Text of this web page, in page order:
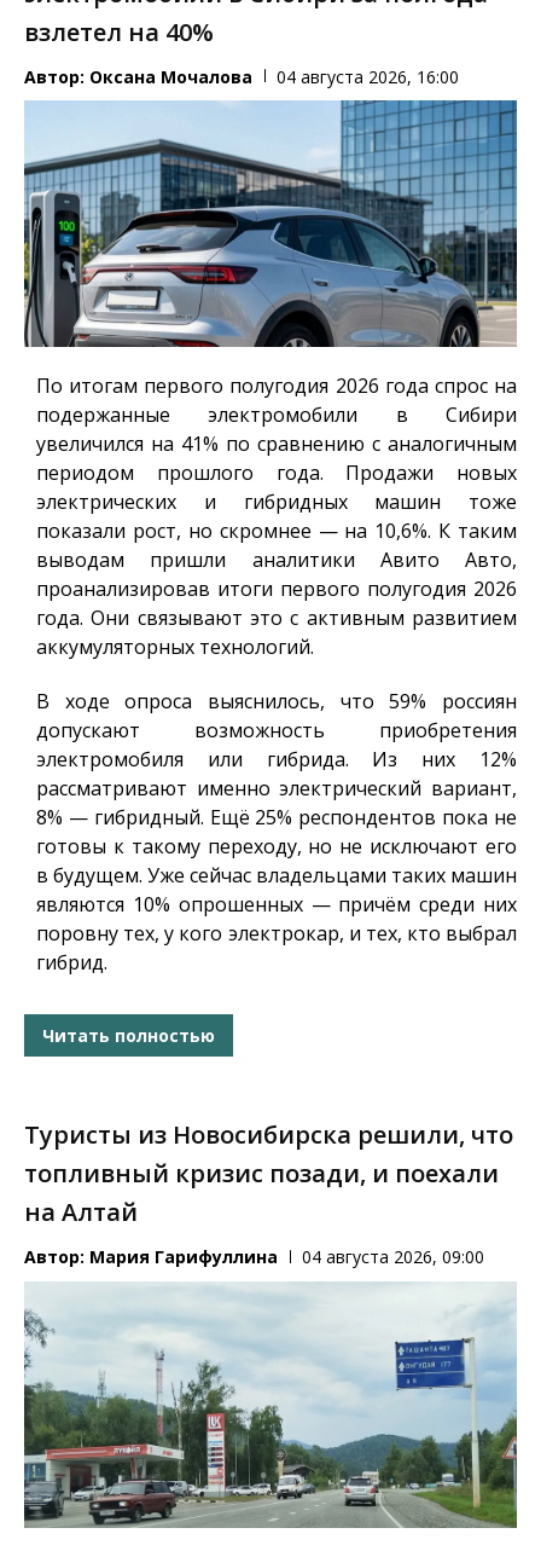
взлетел на 40%
Автор: Оксана Мочалова 04 августа 2026, 16:00
По итогам первого полугодия 2026 года спрос на
подержанные электромобили в Сибири
увеличился на 41% по сравнению с аналогичным
периодом прошлого года. Продажи новых
электрических и гибридных машин тоже
показали рост, но скромнее — на 10,6%. К таким
выводам пришли аналитики Авито Авто,
проанализировав итоги первого полугодия 2026
года. Они связывают это с активным развитием
аккумуляторных технологий.
В ходе опроса выяснилось, что 59% россиян
допускают возможность приобретения
электромобиля или гибрида. Из них 12%
рассматривают именно электрический вариант,
8% — гибридный. Ещё 25% респондентов пока не
готовы к такому переходу, но не исключают его
в будущем. Уже сейчас владельцами таких машин
являются 10% опрошенных — причём среди них
поровну тех, у кого электрокар, и тех, кто выбрал
гибрид.
Читать полностью
Туристы из Новосибирска решили, что
топливный кризис позади, и поехали
на Алтай
Автор: Мария Гарифуллина 04 августа 2026, 09:00